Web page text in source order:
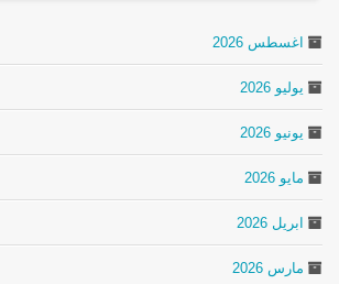
اغسطس 2026
يوليو 2026
يونيو 2026
مايو 2026
ابريل 2026
مارس 2026